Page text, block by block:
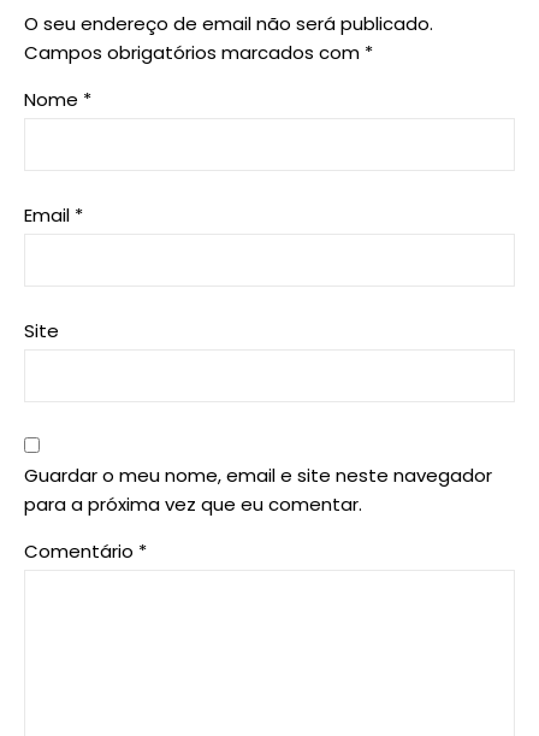
O seu endereço de email não será publicado.
Campos obrigatórios marcados com *
Nome *
Email *
Site
Guardar o meu nome, email e site neste navegador
para a próxima vez que eu comentar.
Comentário *